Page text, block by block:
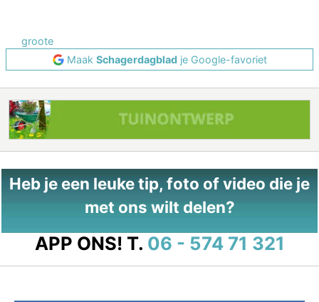
groote
Maak Schagerdagbladje Google-favoriet
Heb je een leuke tip, foto of video die je
met ons wilt delen?
APP ONS! T. 06 - 574 71 321